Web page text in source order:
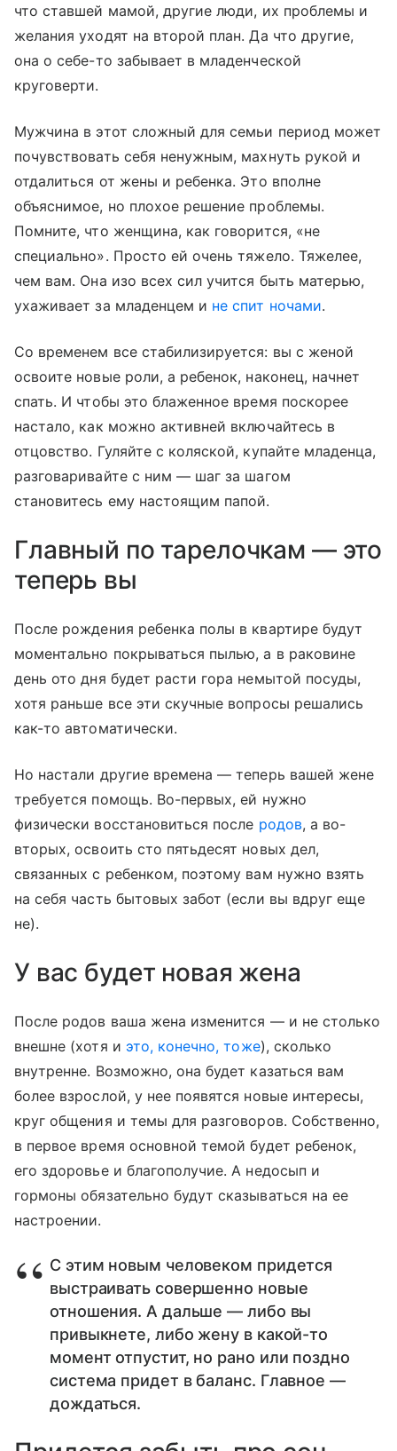
что ставшей мамой, другие люди, их проблемы и
желания уходят на второй план. Да что другие,
она о себе-то забывает в младенческой
круговерти.
Мужчина в этот сложный для семьи период может
почувствовать себя ненужным, махнуть рукой и
отдалиться от жены и ребенка. Это вполне
объяснимое, но плохое решение проблемы.
Помните, что женщина, как говорится, «не
специально». Просто ей очень тяжело. Тяжелее,
чем вам. Она изо всех сил учится быть матерью,
ухаживает за младенцем и не спит ночами.
Со временем все стабилизируется: вы с женой
освоите новые роли, а ребенок, наконец, начнет
спать. И чтобы это блаженное время поскорее
настало, как можно активней включайтесь в
отцовство. Гуляйте с коляской, купайте младенца,
разговаривайте с ним — шаг за шагом
становитесь ему настоящим папой.
Главный по тарелочкам — это
теперь вы
После рождения ребенка полы в квартире будут
моментально покрываться пылью, а в раковине
день ото дня будет расти гора немытой посуды,
хотя раньше все эти скучные вопросы решались
как-то автоматически.
Но настали другие времена — теперь вашей жене
требуется помощь. Во-первых, ей нужно
физически восстановиться после родов, а во-
вторых, освоить сто пятьдесят новых дел,
связанных с ребенком, поэтому вам нужно взять
на себя часть бытовых забот (если вы вдруг еще
не).
У вас будет новая жена
После родов ваша жена изменится — и не столько
внешне (хотя и это, конечно, тоже), сколько
внутренне. Возможно, она будет казаться вам
более взрослой, у нее появятся новые интересы,
круг общения и темы для разговоров. Собственно,
в первое время основной темой будет ребенок,
его здоровье и благополучие. А недосып и
гормоны обязательно будут сказываться на ее
настроении.
С этим новым человеком придется
выстраивать совершенно новые
отношения. А дальше — либо вы
привыкнете, либо жену в какой-то
момент отпустит, но рано или поздно
система придет в баланс. Главное —
дождаться.